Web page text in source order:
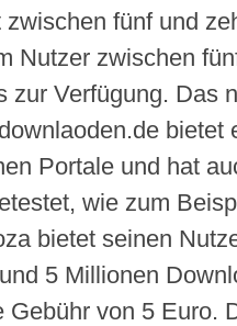
zwischen fünf und
Nutzer zwischen
zur Verfügung. Das
bietet
Portale und hat
wie zum
bietet seinen
5 Millionen
Gebühr von 5 Euro.